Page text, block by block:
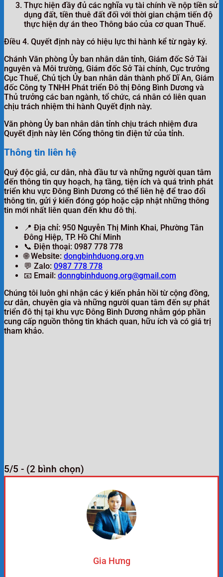
Thực hiện đầy đủ các nghĩa vụ tài chính về nộp tiền sử
dụng đất, tiền thuê đất đối với thời gian chậm tiến độ
thực hiện dự án theo Thông báo của cơ quan Thuế.
Điều 4. Quyết định này có hiệu lực thi hành kể từ ngày ký.
Chánh Văn phòng Ủy ban nhân dân tỉnh, Giám đốc Sở Tài
nguyên và Môi trường, Giám đốc Sở Tài chính, Cục trưởng
Cục Thuế, Chủ tịch Ủy ban nhân dân thành phố Dĩ An, Giám
đốc Công ty TNHH Phát triển Đô thị Đông Bình Dương và
Thủ trưởng các ban ngành, tổ chức, cá nhân có liên quan
chịu trách nhiệm thi hành Quyết định này.
Văn phòng Ủy ban nhân dân tỉnh chịu trách nhiệm đưa
Quyết định này lên Cổng thông tin điện tử của tỉnh.
Thông tin liên hệ
Quý độc giả, cư dân, nhà đầu tư và những người quan tâm
đến thông tin quy hoạch, hạ tầng, tiện ích và quá trình phát
triển khu vực Đông Bình Dương có thể liên hệ để trao đổi
thông tin, gửi ý kiến đóng góp hoặc cập nhật những thông
tin mới nhất liên quan đến khu đô thị.
📍 Địa chỉ: 950 Nguyễn Thị Minh Khai, Phường Tân
Đông Hiệp, TP. Hồ Chí Minh
📞 Điện thoại: 0987 778 778
🌐 Website: dongbinhduong.org.vn
💬 Zalo: 0987 778 778
📧 Email: donngbinhduong.org@gmail.com
Chúng tôi luôn ghi nhận các ý kiến phản hồi từ cộng đồng,
cư dân, chuyên gia và những người quan tâm đến sự phát
triển đô thị tại khu vực Đông Bình Dương nhằm góp phần
cung cấp nguồn thông tin khách quan, hữu ích và có giá trị
tham khảo.
5/5 - (2 bình chọn)
Gia Hưng